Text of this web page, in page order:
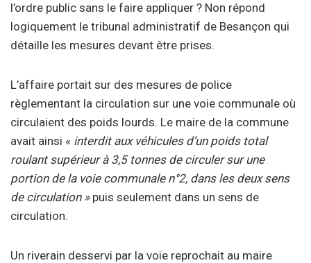
l’ordre public sans le faire appliquer ? Non répond
logiquement le tribunal administratif de Besançon qui
détaille les mesures devant être prises.
L’affaire portait sur des mesures de police
règlementant la circulation sur une voie communale où
circulaient des poids lourds. Le maire de la commune
avait ainsi « interdit aux véhicules d’un poids total
roulant supérieur à 3,5 tonnes de circuler sur une
portion de la voie communale n°2, dans les deux sens
de circulation »puis seulement dans un sens de
circulation.
Un riverain desservi par la voie reprochait au maire